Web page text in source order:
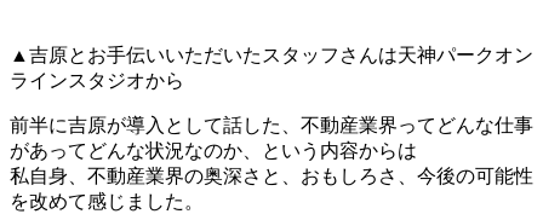
▲吉原とお手伝いいただいたスタッフさんは天神パークオン
ラインスタジオから
前半に吉原が導入として話した、不動産業界ってどんな仕事
があってどんな状況なのか、という内容からは
私自身、不動産業界の奥深さと、おもしろさ、今後の可能性
を改めて感じました。